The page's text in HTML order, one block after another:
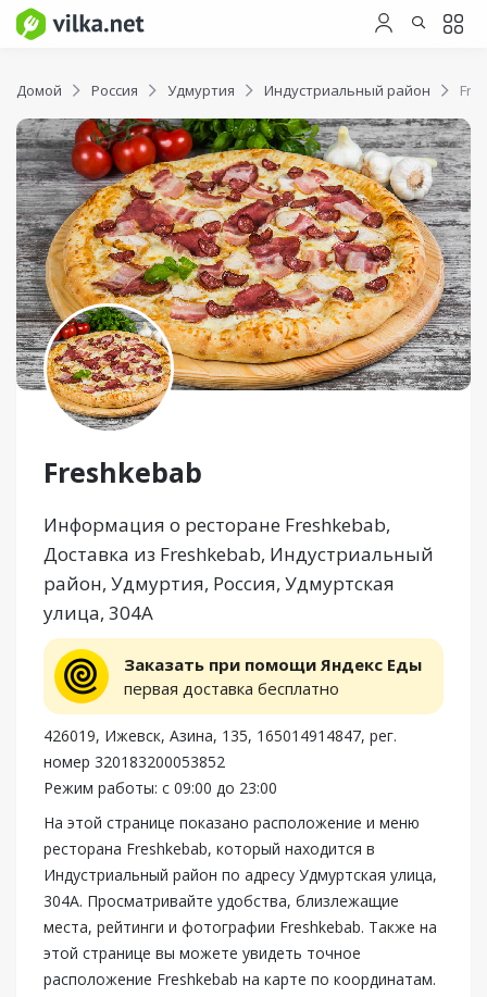
Домой Россия Удмуртия Индустриальный район
Freshkebab
Информация о ресторане Freshkebab,
Доставка из Freshkebab, Индустриальный
район, Удмуртия, Россия, Удмуртская
улица, 304А
Заказать при помощи Яндекс Еды
первая доставка бесплатно
426019, Ижевск, Азина, 135, 165014914847, рег.
номер 320183200053852
Режим работы: с 09:00 до 23:00
На этой странице показано расположение и меню
ресторана Freshkebab, который находится в
Индустриальный район по адресу Удмуртская улица,
304А. Просматривайте удобства, близлежащие
места, рейтинги и фотографии Freshkebab. Также на
этой странице вы можете увидеть точное
расположение Freshkebab на карте по координатам.